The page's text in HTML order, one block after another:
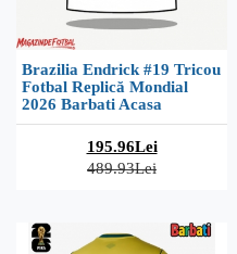
Brazilia Endrick #19 Tricou
Fotbal Replică Mondial
2026 Barbati Acasa
195.96Lei
489.93Lei